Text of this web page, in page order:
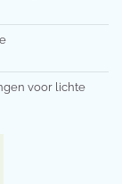
voor lichte